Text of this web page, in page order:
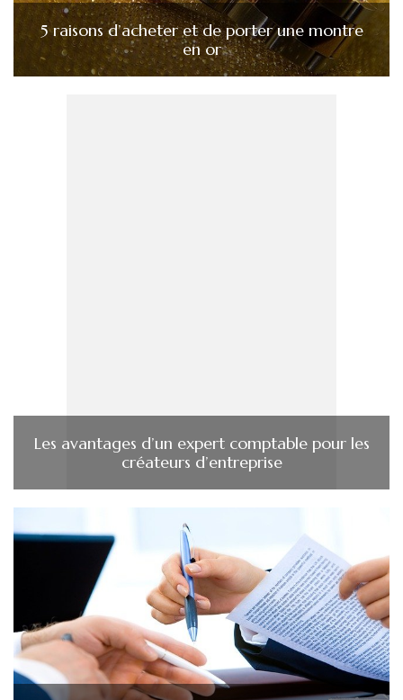
5 raisons d’acheter et de porter une montre
en or
Les avantages d’un expert comptable pour les
créateurs d’entreprise